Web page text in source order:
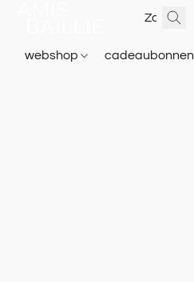
webshop cadeaubonnen